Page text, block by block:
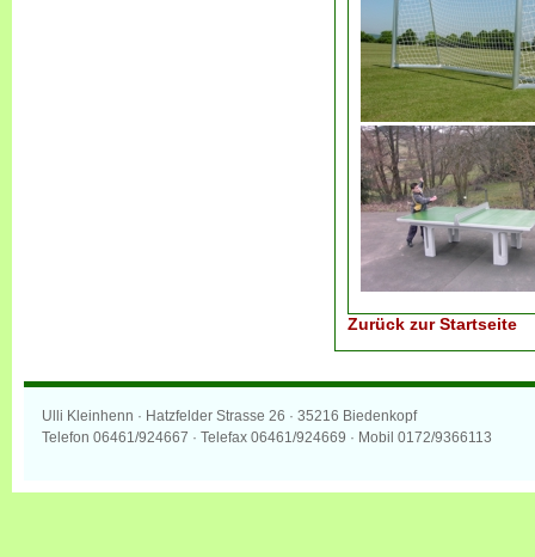
Zurück zur Startseite
Ulli Kleinhenn · Hatzfelder Strasse 26 · 35216 Biedenkopf
Telefon 06461/924667 · Telefax 06461/924669 · Mobil 0172/9366113